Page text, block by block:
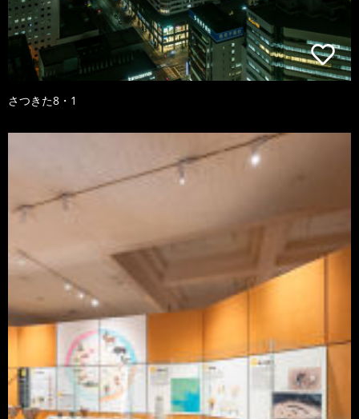
さつきた8・1